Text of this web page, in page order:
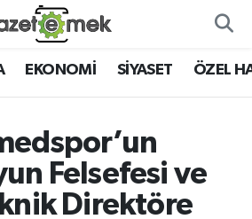
EKONOMİ SİYASET ÖZEL
Felsefesi ve
Direktöre
EMEK
Vakitleri